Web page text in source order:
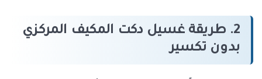
2. طريقة غسيل دكت المكيف المركزي
بدون تكسير